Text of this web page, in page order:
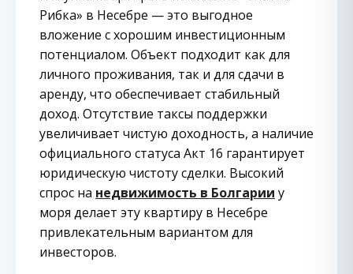
Рибка» в Несебре — это выгодное
вложение с хорошим инвестиционным
потенциалом. Объект подходит как для
личного проживания, так и для сдачи в
аренду, что обеспечивает стабильный
доход. Отсутствие таксы поддержки
увеличивает чистую доходность, а наличие
официального статуса Акт 16 гарантирует
юридическую чистоту сделки. Высокий
спрос на недвижимость в Болгарии у
моря делает эту квартиру в Несебре
привлекательным вариантом для
инвесторов.